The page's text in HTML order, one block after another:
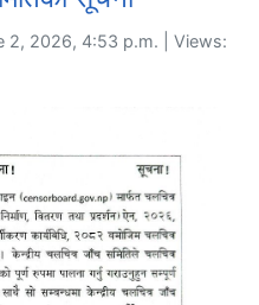
2, 2026, 4:53 p.m. | Views: